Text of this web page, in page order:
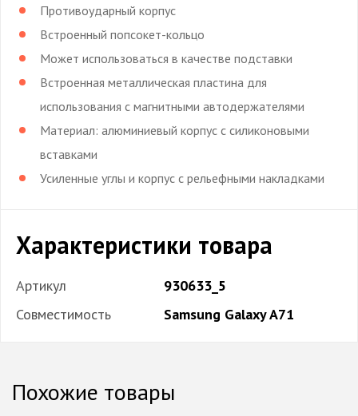
Противоударный корпус
Встроенный попсокет-кольцо
Может использоваться в качестве подставки
Встроенная металлическая пластина для
использования с магнитными автодержателями
Материал: алюминиевый корпус с силиконовыми
вставками
Усиленные углы и корпус с рельефными накладками
Характеристики товара
Артикул
930633_5
Совместимость
Samsung Galaxy A71
Похожие товары